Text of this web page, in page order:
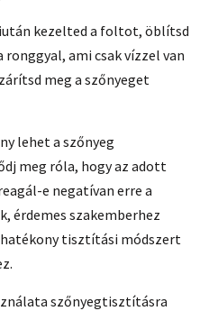
kezelted a foltot, öblítsd
ami csak vízzel van
meg a szőnyeget
lehet a szőnyeg
meg róla, hogy az adott
e negatívan erre a
érdemes szakemberhez
tisztítási módszert
szőnyegtisztításra